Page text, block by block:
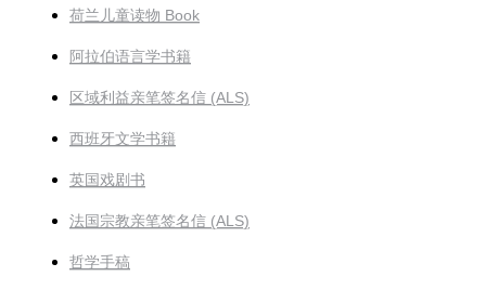
荷兰儿童读物 Book
阿拉伯语言学书籍
区域利益亲笔签名信 (ALS)
西班牙文学书籍
英国戏剧书
法国宗教亲笔签名信 (ALS)
哲学手稿